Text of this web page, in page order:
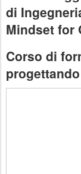
di
Mindset for
Corso di